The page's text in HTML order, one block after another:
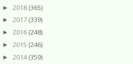
► 2018 (365)
► 2017 (339)
► 2016 (248)
► 2015 (246)
► 2014(359)